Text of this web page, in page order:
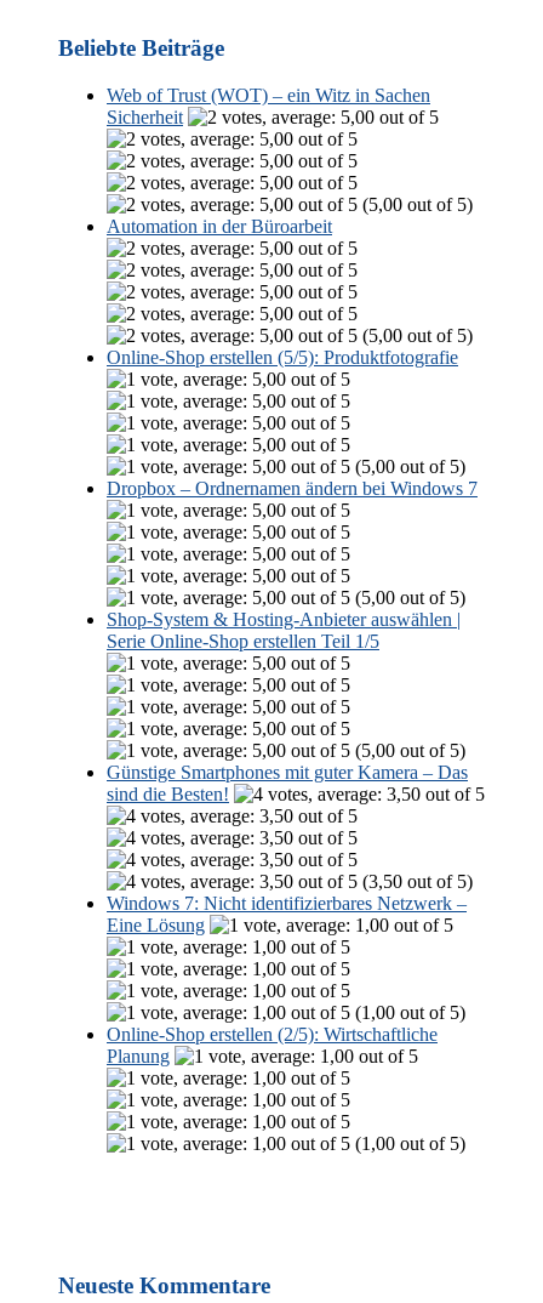
Beliebte Beiträge
Web of Trust (WOT) – ein Witz in Sachen
Sicherheit
(5,00 out of 5)
Automation in der Büroarbeit
(5,00 out of 5)
Online-Shop erstellen (5/5): Produktfotografie
(5,00 out of 5)
Dropbox – Ordnernamen ändern bei Windows 7
(5,00 out of 5)
Shop-System & Hosting-Anbieter auswählen |
Serie Online-Shop erstellen Teil 1/5
(5,00 out of 5)
Günstige Smartphones mit guter Kamera – Das
sind die Besten!
(3,50 out of 5)
Windows 7: Nicht identifizierbares Netzwerk –
Eine Lösung
(1,00 out of 5)
Online-Shop erstellen (2/5): Wirtschaftliche
Planung
(1,00 out of 5)
Neueste Kommentare